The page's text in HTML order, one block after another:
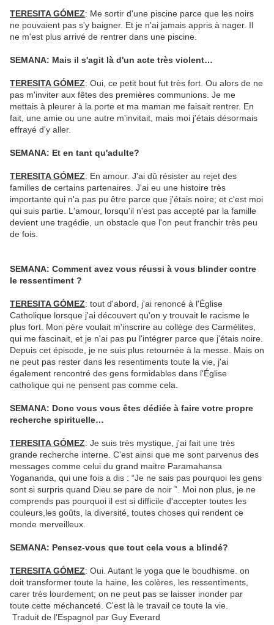
TERESITA GÓMEZ: Me sortir d'une piscine parce que les noirs
ne pouvaient pas s'y baigner. Et je n'ai jamais appris à nager. Il
ne m'est plus arrivé de rentrer dans une piscine.
SEMANA: Mais il s'agit là d'un acte très violent…
TERESITA GÓMEZ: Oui, ce petit bout fut très fort. Ou alors de ne
pas m'inviter aux fêtes des premières communions. Je me
mettais à pleurer à la porte et ma maman me faisait rentrer. En
fait, une amie ou une autre m'invitait, mais moi j'étais désormais
effrayé d'y aller.
SEMANA: Et en tant qu'adulte?
TERESITA GÓMEZ: En amour. J'ai dû résister au rejet des
familles de certains partenaires. J'ai eu une histoire très
importante qui n'a pas pu être parce que j'étais noire; et c'est moi
qui suis partie. L'amour, lorsqu'il n'est pas accepté par la famille
devient une tragédie, un obstacle que l'on peut franchir très peu
de fois.
SEMANA: Comment avez vous réussi à vous blinder contre
le ressentiment ?
TERESITA GÓMEZ: tout d'abord, j'ai renoncé à l'Église
Catholique lorsque j'ai découvert qu'on y trouvait le racisme le
plus fort. Mon père voulait m'inscrire au collège des Carmélites,
qui me fascinait, et je n'ai pas pu l'intégrer parce que j'étais noire.
Depuis cet épisode, je ne suis plus retournée à la messe. Mais on
ne peut pas rester dans les resentiments toute la vie, j'ai
également rencontré des gens formidables dans l'Église
catholique qui ne pensent pas comme cela.
SEMANA: Donc vous vous êtes dédiée à faire votre propre
recherche spirituelle…
TERESITA GÓMEZ: Je suis très mystique, j'ai fait une très
grande recherche interne. C'est ainsi que me sont parvenus des
messages comme celui du grand maitre Paramahansa
Yogananda, qui une fois a dis : “Je ne sais pas pourquoi les gens
sont si surpris quand Dieu se pare de noir ”. Moi non plus, je ne
comprends pas pourquoi il est si difficile d'accepter toutes les
couleurs,les goûts, la diversité, toutes choses qui rendent ce
monde merveilleux.
SEMANA: Pensez-vous que tout cela vous a blindé?
TERESITA GÓMEZ: Oui. Autant le yoga que le boudhisme. on
doit transformer toute la haine, les colères, les ressentiments,
carer très lourdement; on ne peut pas se laisser inonder par
toute cette méchanceté. C'est là le travail ce toute la vie.
Traduit de l'Espagnol par Guy Everard